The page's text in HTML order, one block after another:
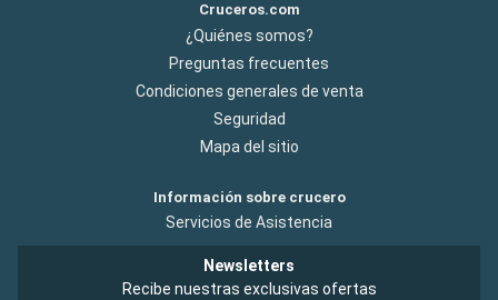
Cruceros.com
¿Quiénes somos?
Preguntas frecuentes
Condiciones generales de venta
Seguridad
Mapa del sitio
Información sobre crucero
Servicios de Asistencia
Newsletters
Recibe nuestras exclusivas ofertas